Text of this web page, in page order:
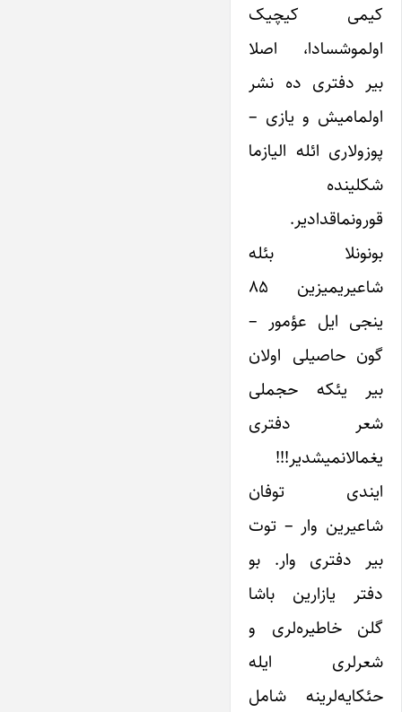
کیمی کیچیک
اولموشسادا، اصلا
بیر دفتری ده نشر
اولمامیش و یازی –
پوزولاری ائله الیازما
شکلینده
قورونماقدادیر.
بونونلا بئله
شاعیریمیزین ۸۵
ینجی ایل عؤمور –
گون حاصیلی اولان
بیر یئکه حجملی
شعر دفتری
یغمالانمیشدیر!!!
ایندی توفان
شاعیرین وار – توت
بیر دفتری وار. بو
دفتر یازارین باشا
گلن خاطیره‌لری و
شعرلری ایله
حئکایه‌لرینه شامل